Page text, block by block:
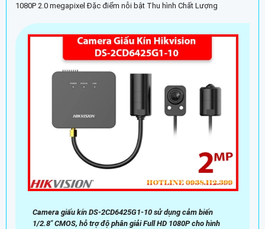
1080P 2.0 megapixel Đặc điểm nỗi bật Thu hình Chất Lượng
Camera giấu kín DS-2CD6425G1-10 sử dụng cảm biến
1/2.8" CMOS, hỗ trợ độ phân giải Full HD 1080P cho hình